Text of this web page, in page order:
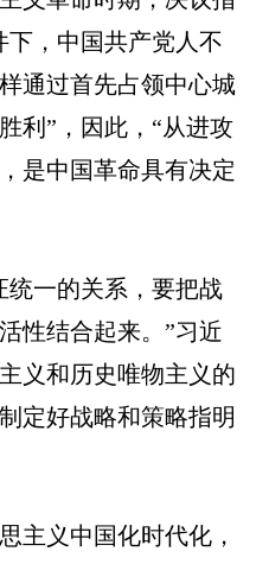
下，中国共产党人不
通过首先占领中心城
利”，因此，“从进攻
是中国革命具有决定
统一的关系，要把战
性结合起来。”习近
义和历史唯物主义的
定好战略和策略指明
主义中国化时代化，